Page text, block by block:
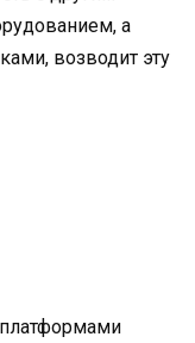
а
возводит эту